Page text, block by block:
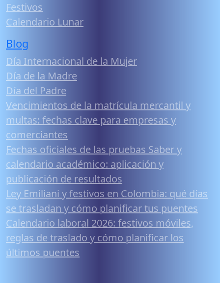
Festivos
Calendario Lunar
Blog
Día Internacional de la Mujer
Día de la Madre
Día del Padre
Vencimientos de la matrícula mercantil y
multas: fechas clave para empresas y
comerciantes
Fechas oficiales de las pruebas Saber y
calendario académico: aplicación y
publicación de resultados
Ley Emiliani y festivos en Colombia: qué días
se trasladan y cómo planificar tus puentes
Calendario laboral 2026: festivos móviles,
reglas de traslado y cómo planificar los
últimos puentes